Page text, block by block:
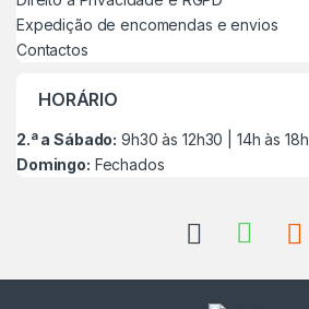
Expedição de encomendas e envios
Contactos
HORÁRIO
2.ª a Sábado: 9h30 às 12h30 | 14h às 18h
Domingo: Fechados